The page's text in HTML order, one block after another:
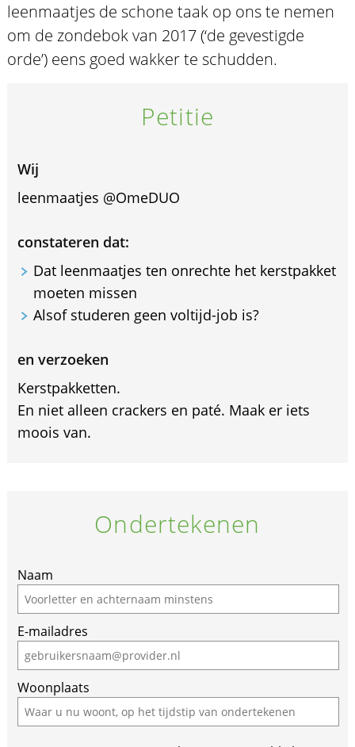
leenmaatjes de schone taak op ons te nemen
om de zondebok van 2017 (‘de gevestigde
orde’) eens goed wakker te schudden.
Petitie
Wij
leenmaatjes @OmeDUO
constateren dat:
Dat leenmaatjes ten onrechte het kerstpakket
moeten missen
Alsof studeren geen voltijd-job is?
en verzoeken
Kerstpakketten.
En niet alleen crackers en paté. Maak er iets
moois van.
Ondertekenen
Naam
E-mailadres
Woonplaats